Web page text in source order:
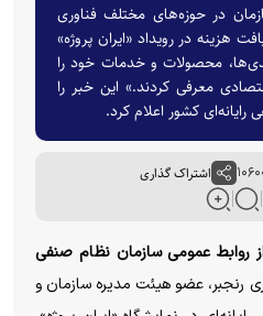
سازمان در حوزه‌های مختلف فناوری
هزینه در رویداد «ایران پروژه»
محصولات و خدمات خود را
معرفی کردند.» این خبر را
کشور اعلام کرد.
اشتراک گذاری
روابط عمومی سازمان نظام صنفی
رنجبر، عضو هیئت مدیره سازمان و